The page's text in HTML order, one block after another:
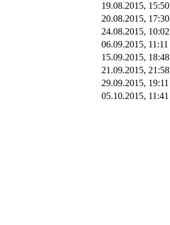
19.08.2015, 15:50
20.08.2015, 17:30
24.08.2015, 10:02
06.09.2015, 11:11
15.09.2015, 18:48
21.09.2015, 21:58
29.09.2015, 19:11
05.10.2015, 11:41